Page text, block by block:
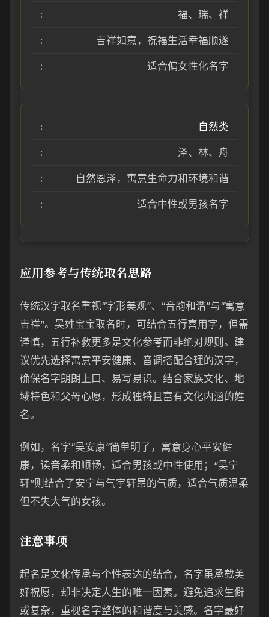
福、瑞、祥
吉祥如意，祝福生活幸福顺遂
适合偏女性化名字
自然类
泽、林、舟
自然恩泽，寓意生命力和环境和谐
适合中性或男孩名字
应用参考与传统取名思路
传统汉字取名重视“字形美观”、“音韵和谐”与“寓意
吉祥”。吴姓宝宝取名时，可结合五行喜用字，但需
谨慎，五行补救更多是文化参考而非绝对规则。建
议优先选择寓意平安健康、音调搭配合理的汉字，
确保名字朗朗上口、易写易识。结合家族文化、地
域特色和父母心愿，形成独特且富有文化内涵的姓
名。
例如，名字“吴安康”简单明了，寓意身心平安健
康，读音柔和顺畅，适合男孩或中性使用；“吴宁
轩”则结合了安宁与气宇轩昂的气质，适合气质温柔
但不失大气的女孩。
注意事项
起名是文化传承与个性表达的结合，名字虽承载美
好祝愿，却非决定人生的唯一因素。避免追求生僻
或复杂，重视名字整体的和谐度与美感。名字最好